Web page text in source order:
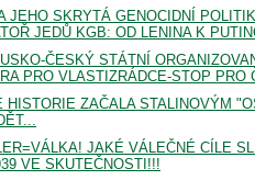
JEHO SKRYTÁ GENOCIDNÍ
JEDŮ KGB: OD LENINA K
ČESKÝ STÁTNÍ
PRO VLASTIZRÁDCE-STOP PRO
ZAČALA STALINOVÝM
JAKÉ VÁLEČNÉ CÍLE
VE SKUTEČNOSTI!!!